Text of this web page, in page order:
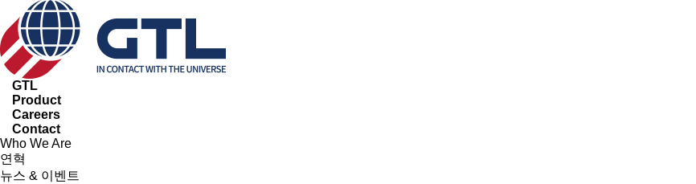
GTL
Product
Careers
Contact
Who We Are
연혁
뉴스 & 이벤트